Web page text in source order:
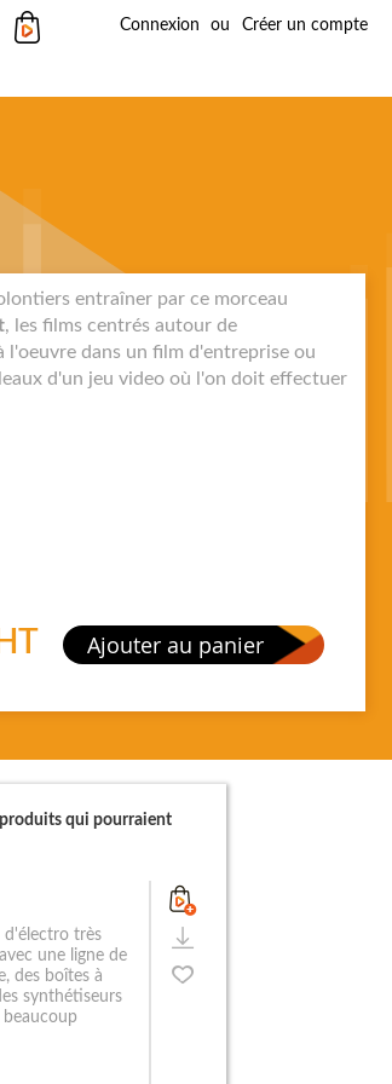
Connexion Créer un compte
Mon panier
entraîner par ce morceau
, les films centrés autour de
l'oeuvre dans un film d'entreprise ou
d'un jeu video où l'on doit effectuer
HT Ajouter au panier
produits qui pourraient
d'électro très
une ligne de
des boîtes à
synthétiseurs